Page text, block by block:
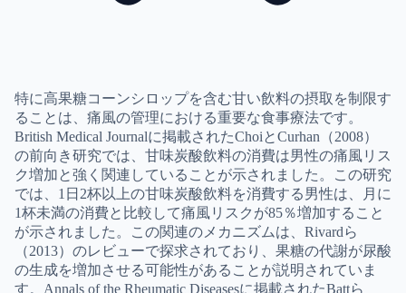
特に高果糖コーンシロップを含む甘い飲料の摂取を制限す
ることは、痛風の管理における重要な食事療法です。
British Medical Journalに掲載されたChoiとCurhan（2008）
の前向き研究では、甘味炭酸飲料の消費は男性の痛風リス
ク増加と強く関連していることが示されました。この研究
では、1日2杯以上の甘味炭酸飲料を消費する男性は、月に
1杯未満の消費と比較して痛風リスクが85％増加すること
が示されました。この関連のメカニズムは、Rivardら
（2013）のレビューで探求されており、果糖の代謝が尿酸
の生成を増加させる可能性があることが説明されていま
す。Annals of the Rheumatic Diseasesに掲載されたBattら